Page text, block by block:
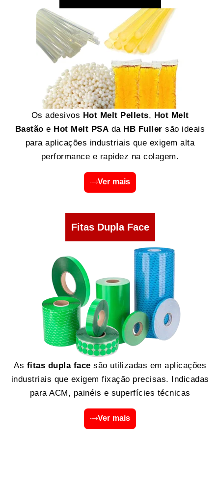
Os adesivos Hot Melt Pellets, Hot Melt
Bastão e Hot Melt PSA da HB Fuller são ideais
para aplicações industriais que exigem alta
performance e rapidez na colagem.
Ver mais
Fitas Dupla Face
As fitas dupla face são utilizadas em aplicações
industriais que exigem fixação precisas. Indicadas
para ACM, painéis e superfícies técnicas
Ver mais